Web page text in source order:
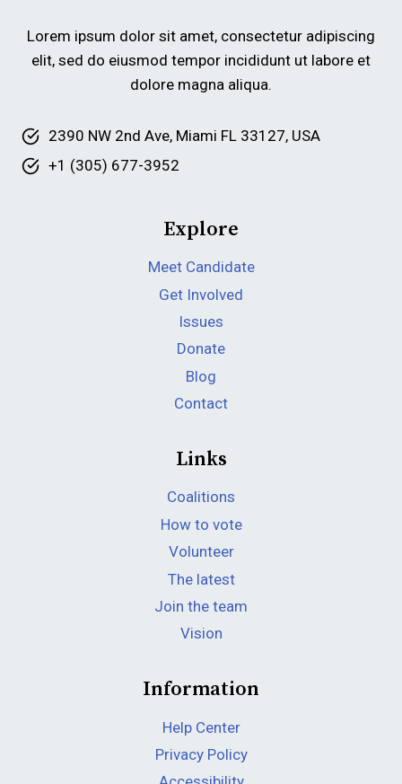
Lorem ipsum dolor sit amet, consectetur adipiscing
elit, sed do eiusmod tempor incididunt ut labore et
dolore magna aliqua.
2390 NW 2nd Ave, Miami FL 33127, USA
+1 (305) 677-3952
Explore
Meet Candidate
Get Involved
Issues
Donate
Blog
Contact
Links
Coalitions
How to vote
Volunteer
The latest
Join the team
Vision
Information
Help Center
Privacy Policy